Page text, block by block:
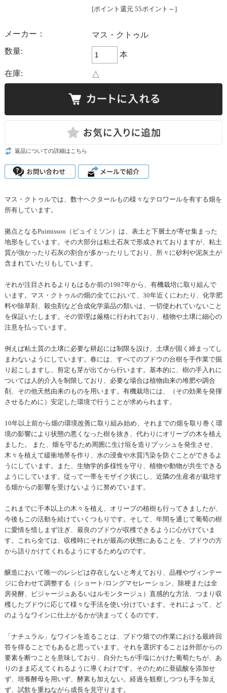
[ポイント還元 55ポイント～]
メーカー：
マス・クトゥル
数量:
本
在庫: △
返品についての詳細はこちら
マス・クトゥルでは、数十ヘクタールもの様々なテロワールを有する畑を
所有しています。
拠点となるPuimisson（ピュイミソン）は、表土と下層土が寄せ集まった
地形をしています。その大部分は粘土石灰で形成されておりますが、粘土
質が強かったり石灰の割合が多かったりしており、所々に砂利や泥灰土が
含まれていたりもしています。
それが注目されるよりもはるか前の1987年から、有機栽培に取り組んで
います。マス・クトゥルの畑の全てにおいて、30年近くにわたり、化学肥
料や除草剤、殺虫剤など合成化学薬品の類いは、一切使われていないこと
を保証いたします。その管理は厳格に行われており、植物や土壌に細心の
注意を払っています。
例えば粘土質の土壌に必要な耕起には制限を設け、土壌が固く締まってし
まわないようにしています。春には、すべてのブドウの台樹を手作業で掘
り起こしますし、剪定も芽が出てから行います。基本的に、樹の手入れに
ついては人的介入を制限しており、必要な場合は植物由来の堆肥や調合
剤、その他天然由来のものを用います。有機栽培には、（その効果を発揮
させるために）安定した環境で行うことが求められます。
10年以上前から畑の環境改善に取り組み始め、それまでの畑を取り巻く環
境の影響により状態の悪くなった樹を抜き、代わりにオリーブの木を植え
ました。 また、畑を守るため周囲に生け垣を造りブッシュを発生させ、
木々を植えて緩衝地帯を作り、水の浸食や水質汚染を防ぐことができるよ
うにしています。また、生物学的多様性を守り、植物や動物が共生できる
ようにしています。従って一帯をモザイク状にし、近隣の生産者が栽培す
る畑からの影響を受けないように努めています。
これまでに千本以上の木々を植え、オリーブの植樹も行ってきましたが、
今後もこの活動を続けていくつもりです。そして、年間を通じて葡萄の樹
に愛情を惜しまず注ぎ、最良のブドウが収穫できるように心がけていま
す。これら全ては、収穫時にそれが最高の状態にあることを、ブドウの方
から語りかけてくれるようにするためなのです。
醸造において唯一のレシピは存在しないと考えており、品種やヴィンテー
ジに合わせて調整する（ショート/ロングマセレーション、除梗または全
房発酵、ピジャージュあるいはルモンタージュ）直感的な方法、つまり収
穫したブドウに応じて様々な手法を使い分けています。それによって、ど
のようなワインに仕上がるかが決まってくるのです。
「ナチュラル」なワインを造ることは、ブドウ畑での作業における最終回
答を得ることでもあると思っています。それを選択することは外部からの
要素を断つことを意味しており、自分たちが手塩にかけた葡萄たちが、あ
りのまま応えてくれるように導くわけです。そのために亜硫酸を添加せ
ず、培養酵母を用いず、酵素も加えない。経過を観察しつつも手を加え
ず、試飲を重ねながら成長を見守ります。